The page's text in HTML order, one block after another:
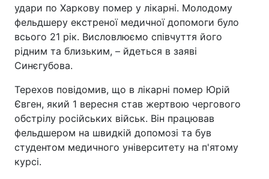
удари по Харкову помер у лікарні. Молодому
фельдшеру екстреної медичної допомоги було
всього 21 рік. Висловлюємо співчуття його
рідним та близьким, – йдеться в заяві
Синєгубова.
Терехов повідомив, що в лікарні помер Юрій
Євген, який 1 вересня став жертвою чергового
обстрілу російських військ. Він працював
фельдшером на швидкій допомозі та був
студентом медичного університету на п'ятому
курсі.